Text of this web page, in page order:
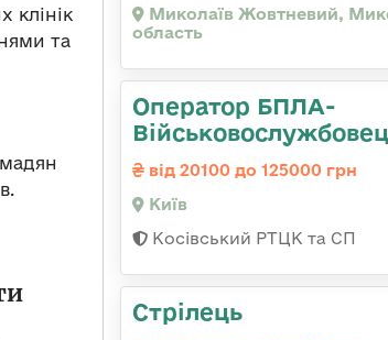
клінік
та
Миколаїв Жовтневий,
область
Оператор БПЛА-
від 20100 до 125000 грн
Київ
Косівський РТЦК та СП
Стрілець